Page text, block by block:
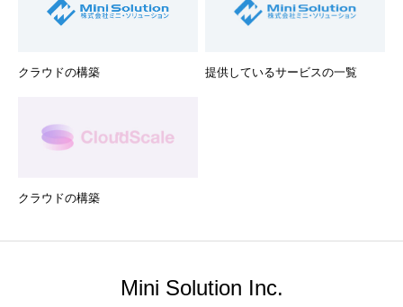
クラウドの構築 提供しているサービスの一覧
クラウドの構築
Mini Solution Inc.